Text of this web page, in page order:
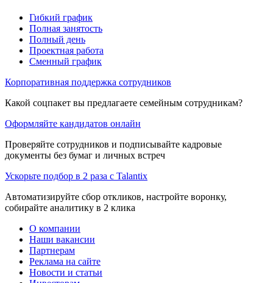
Гибкий график
Полная занятость
Полный день
Проектная работа
Сменный график
Корпоративная поддержка сотрудников
Какой соцпакет вы предлагаете семейным сотрудникам?
Оформляйте кандидатов онлайн
Проверяйте сотрудников и подписывайте кадровые
документы без бумаг и личных встреч
Ускорьте подбор в 2 раза с Talantix
Автоматизируйте сбор откликов, настройте воронку,
собирайте аналитику в 2 клика
О компании
Наши вакансии
Партнерам
Реклама на сайте
Новости и статьи